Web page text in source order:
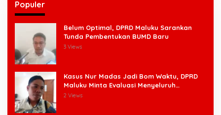
Populer
Belum Optimal, DPRD Maluku Sarankan
3 Views
Kasus Nur Madas Jadi Bom Waktu, DPRD
Maluku Minta Evaluasi Menyeluruh
Pengangkatan Pengangkatan Pejabat
2 Views